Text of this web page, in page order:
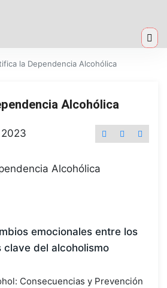
la Dependencia Alcohólica
Alcohólica
emocionales entre los
clave del alcoholismo
Consecuencias y Prevención